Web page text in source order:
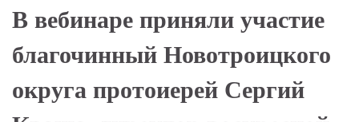
В вебинаре приняли участие
благочинный Новотроицкого
округа протоиерей Сергий